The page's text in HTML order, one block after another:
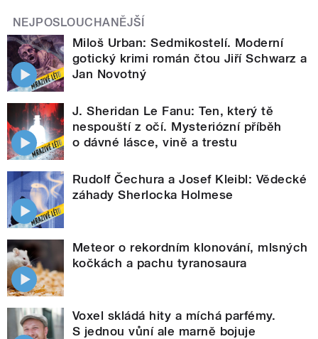
NEJPOSLOUCHANĚJŠÍ
Miloš Urban: Sedmikostelí. Moderní
gotický krimi román čtou Jiří Schwarz a
Jan Novotný
J. Sheridan Le Fanu: Ten, který tě
nespouští z očí. Mysteriózní příběh
o dávné lásce, vině a trestu
Rudolf Čechura a Josef Kleibl: Vědecké
záhady Sherlocka Holmese
Meteor o rekordním klonování, mlsných
kočkách a pachu tyranosaura
Voxel skládá hity a míchá parfémy.
S jednou vůní ale marně bojuje